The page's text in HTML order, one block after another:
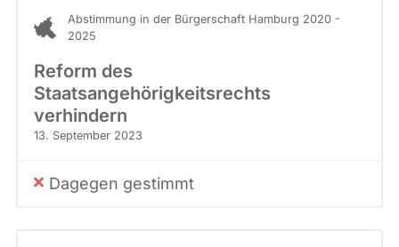
Abstimmung in der Bürgerschaft Hamburg 2020 -
2025
Reform des
Staatsangehörigkeitsrechts
verhindern
13. September 2023
Dagegen gestimmt